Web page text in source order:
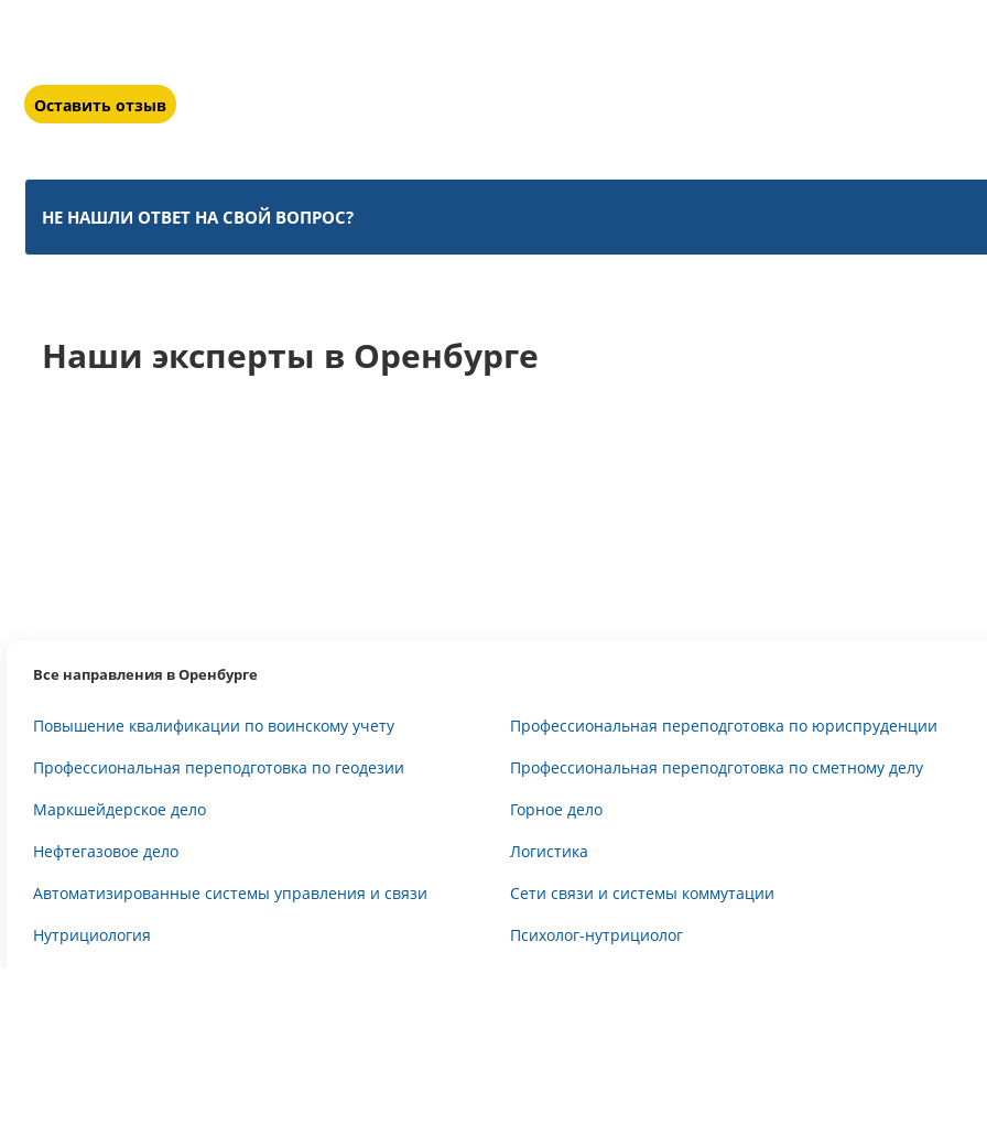
Оставить отзыв
НЕ НАШЛИ ОТВЕТ НА СВОЙ ВОПРОС?
Наши эксперты в Оренбурге
Все направления в Оренбурге
Повышение квалификации по воинскому учету
Профессиональная переподготовка по юриспруденции
Профессиональная переподготовка по геодезии
Профессиональная переподготовка по сметному делу
Маркшейдерское дело
Горное дело
Нефтегазовое дело
Логистика
Автоматизированные системы управления и связи
Сети связи и системы коммутации
Нутрициология
Психолог-нутрициолог